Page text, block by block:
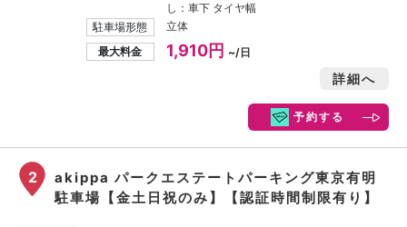
し：車下 タイヤ幅
駐車場形態
立体
最大料金
1,910円 ~/日
詳細へ
予約する
2
akippa パークエステートパーキング東京有明
駐車場【金土日祝のみ】【認証時間制限有り】